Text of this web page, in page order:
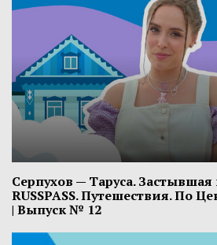
Серпухов — Таруса. Застывшая
RUSSPASS. Путешествия. По
| Выпуск № 12